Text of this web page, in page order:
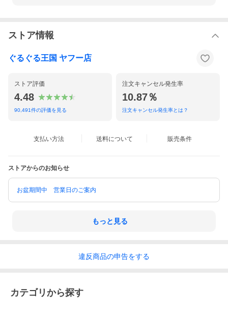
ストア情報
ぐるぐる王国 ヤフー店
ストア評価
4.48
90,491件の評価を見る
注文キャンセル発生率
10.87％
注文キャンセル発生率とは？
支払い方法 送料について 販売条件
ストアからのお知らせ
お盆期間中 営業日のご案内
もっと見る
違反商品の申告をする
カテゴリから探す